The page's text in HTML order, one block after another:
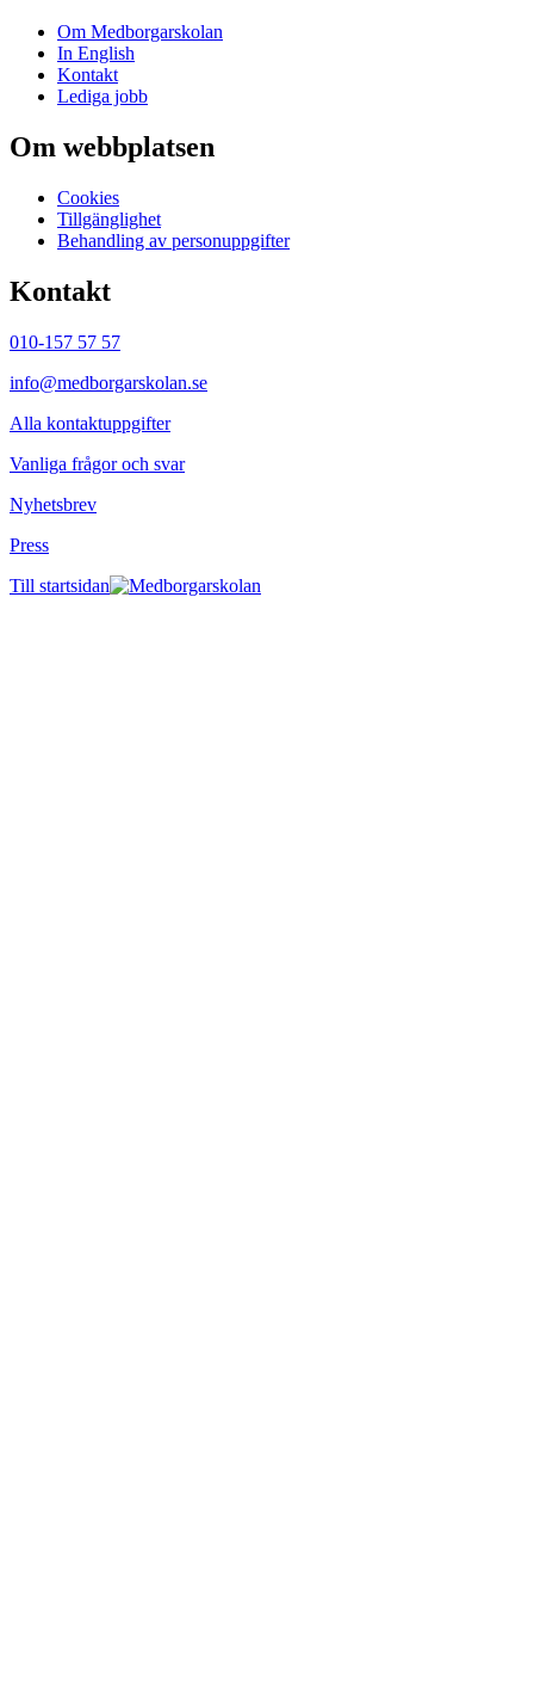
Om Medborgarskolan
In English
Kontakt
Lediga jobb
Om webbplatsen
Cookies
Tillgänglighet
Behandling av personuppgifter
Kontakt
010-157 57 57
info@medborgarskolan.se
Alla kontaktuppgifter
Vanliga frågor och svar
Nyhetsbrev
Press
Till startsidan